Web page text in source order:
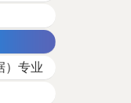
）专业